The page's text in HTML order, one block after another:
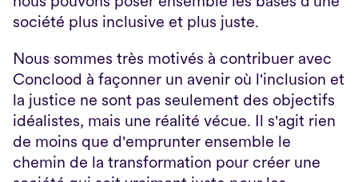
société plus inclusive et plus juste.
Nous sommes très motivés à contribuer avec
Conclood à façonner un avenir où l'inclusion et
la justice ne sont pas seulement des objectifs
idéalistes, mais une réalité vécue. Il s'agit rien
de moins que d'emprunter ensemble le
chemin de la transformation pour créer une